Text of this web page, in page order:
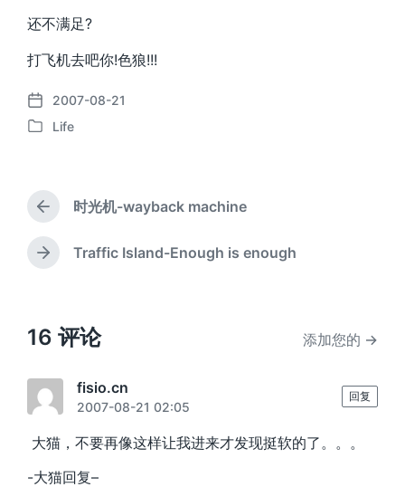
还不满足?
打飞机去吧你!色狼!!!
发
布
2007-08-21
发
Life
上
篇
文
章
时光机-wayback machine
下
：
Traffic Island-Enough is enough
16 评论 添加您的 →
fisio.cn
2007-08-21 02:05
大猫，不要再像这样让我进来才发现挺软的了。。。
-大猫回复–
回复